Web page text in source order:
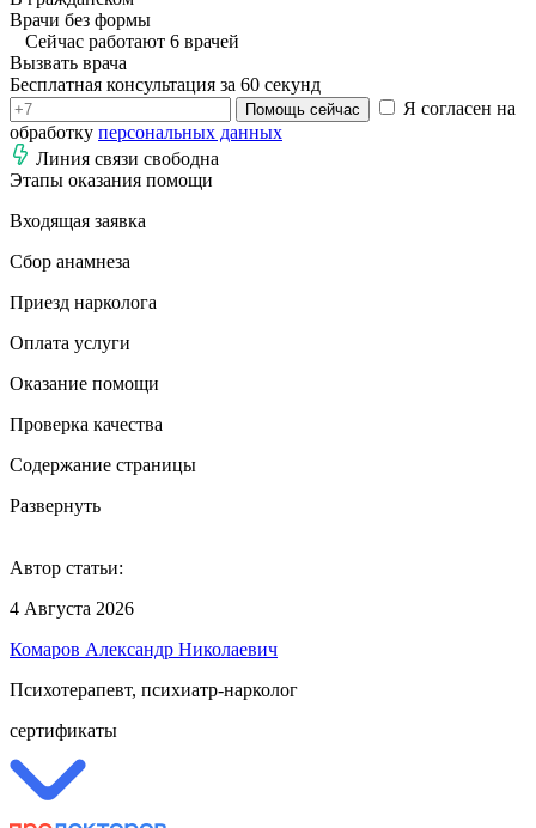
Врачи без формы
Сейчас работают 6 врачей
Вызвать врача
Бесплатная консультация за 60 секунд
Помощь сейчас
Я согласен на
обработку персональных данных
Линия связи свободна
Этапы оказания помощи
Входящая заявка
Сбор анамнеза
Приезд нарколога
Оплата услуги
Оказание помощи
Проверка качества
Содержание страницы
Развернуть
Автор статьи:
4 Августа 2026
Комаров Александр Николаевич
Психотерапевт, психиатр-нарколог
сертификаты